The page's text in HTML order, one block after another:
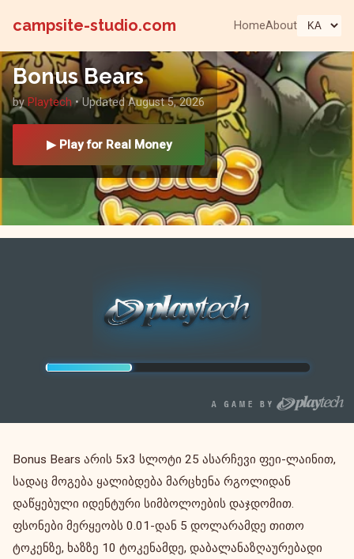
campsite-studio.com HomeAbout
Bonus Bears
by Playtech• Updated August 5, 2026
▶ Play for Real Money
Bonus Bears არის 5x3 სლოტი 25 ასარჩევი ფეი-ლაინით,
სადაც მოგება ყალიბდება მარცხენა რგოლიდან
დაწყებული იდენტური სიმბოლოების დაჯდომით.
ფსონები მერყეობს 0.01-დან 5 დოლარამდე თითო
ტოკენზე, ხაზზე 10 ტოკენამდე, დაბალანაზღაურებადი